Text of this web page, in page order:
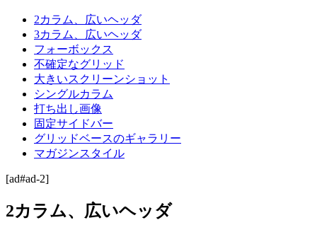
2カラム、広いヘッダ
3カラム、広いヘッダ
フォーボックス
不確定なグリッド
大きいスクリーンショット
シングルカラム
打ち出し画像
固定サイドバー
グリッドベースのギャラリー
マガジンスタイル
[ad#ad-2]
2カラム、広いヘッダ